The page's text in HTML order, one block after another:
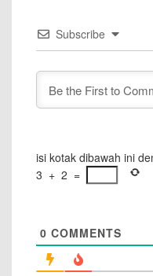
Subscribe
isi kotak dibawah ini
3 + 2 =
0 COMMENTS